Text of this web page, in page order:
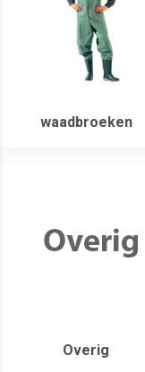
waadbroeken
Overig